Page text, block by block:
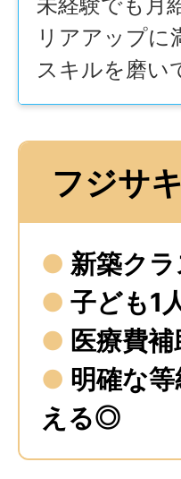
リアアップに
スキルを磨い
フジサ
● 新築ク
● 子ども1
● 医療費
● 明確な
える◎